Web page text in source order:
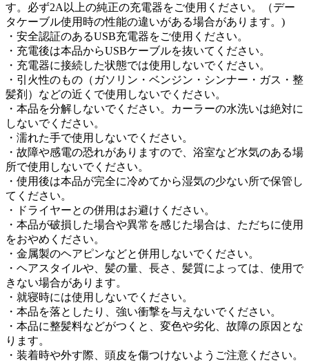
す。必ず2A以上の純正の充電器をご使用ください。（デー
タケーブル使用時の性能の違いがある場合があります。)
・安全認証のあるUSB充電器をご使用ください。
・充電後は本品からUSBケーブルを抜いてください。
・充電器に接続した状態では使用しないでください。
・引火性のもの（ガソリン・ベンジン・シンナー・ガス・整
髪剤）などの近くで使用しないでください。
・本品を分解しないでください。カーラーの水洗いは絶対に
しないでください。
・濡れた手で使用しないでください。
・故障や感電の恐れがありますので、浴室など水気のある場
所で使用しないでください。
・使用後は本品が完全に冷めてから湿気の少ない所で保管し
てください。
・ドライヤーとの併用はお避けください。
・本品が破損した場合や異常を感じた場合は、ただちに使用
をおやめください。
・金属製のヘアピンなどと併用しないでください。
・ヘアスタイルや、髪の量、長さ、髪質によっては、使用で
きない場合があります。
・就寝時には使用しないでください。
・本品を落としたり、強い衝撃を与えないでください。
・本品に整髪料などがつくと、変色や劣化、故障の原因とな
ります。
・装着時や外す際、頭皮を傷つけないようご注意ください。